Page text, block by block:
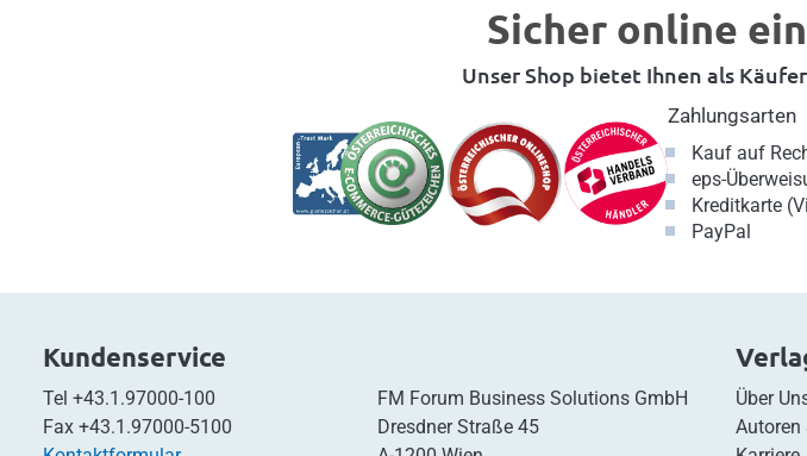
Sicher online
Unser Shop bietet Ihnen als
Zahlungsarten
Kauf auf
eps-
Kreditkarte
PayPal
Kundenservice
Tel +43.1.97000-100
Fax +43.1.97000-5100
FM Forum Business Solutions GmbH
Dresdner Straße 45
Über
Autoren